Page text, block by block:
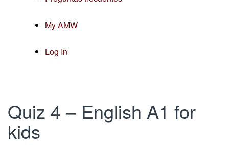
My AMW
Log In
Quiz 4 – English A1 for
kids